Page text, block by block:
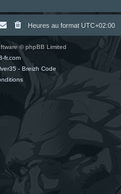
Heures au format UTC+02:00
© phpBB Limited
fr.com
- Breizh Code